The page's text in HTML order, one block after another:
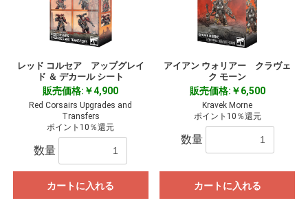
レッド コルセア アップグレイ
ド ＆ デカール シート
販売価格:￥4,900
Red Corsairs Upgrades and
Transfers
ポイント10％還元
数量
カートに入れる
アイアン ウォリアー クラヴェ
ク モーン
販売価格:￥6,500
Kravek Morne
ポイント10％還元
数量
カートに入れる